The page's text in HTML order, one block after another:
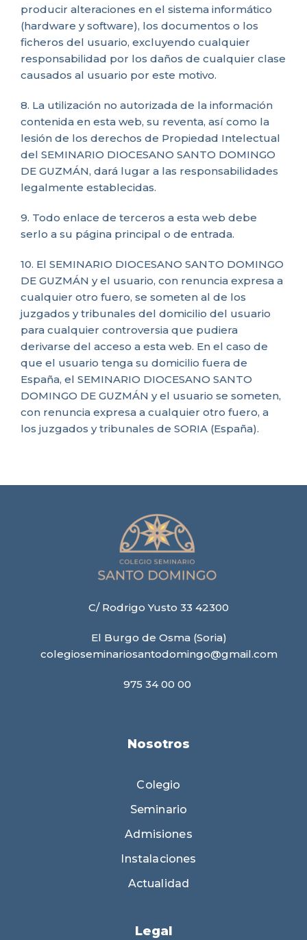
producir alteraciones en el sistema informático
(hardware y software), los documentos o los
ficheros del usuario, excluyendo cualquier
responsabilidad por los daños de cualquier clase
causados al usuario por este motivo.
8. La utilización no autorizada de la información
contenida en esta web, su reventa, así como la
lesión de los derechos de Propiedad Intelectual
del SEMINARIO DIOCESANO SANTO DOMINGO
DE GUZMÁN, dará lugar a las responsabilidades
legalmente establecidas.
9. Todo enlace de terceros a esta web debe
serlo a su página principal o de entrada.
10. El SEMINARIO DIOCESANO SANTO DOMINGO
DE GUZMÁN y el usuario, con renuncia expresa a
cualquier otro fuero, se someten al de los
juzgados y tribunales del domicilio del usuario
para cualquier controversia que pudiera
derivarse del acceso a esta web. En el caso de
que el usuario tenga su domicilio fuera de
España, el SEMINARIO DIOCESANO SANTO
DOMINGO DE GUZMÁN y el usuario se someten,
con renuncia expresa a cualquier otro fuero, a
los juzgados y tribunales de SORIA (España).
C/ Rodrigo Yusto 33 42300
El Burgo de Osma (Soria)
colegioseminariosantodomingo@gmail.com
975 34 00 00
Nosotros
Colegio
Seminario
Admisiones
Instalaciones
Actualidad
Legal